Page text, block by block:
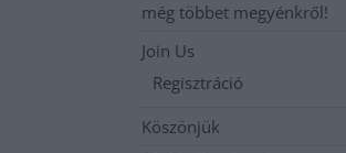
még többet megyénkről!
Join Us
Regisztráció
Köszönjük